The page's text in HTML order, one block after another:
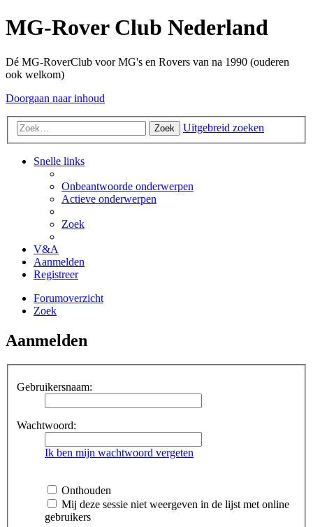
MG-Rover Club Nederland
Dé MG-RoverClub voor MG's en Rovers van na 1990 (ouderen
ook welkom)
Doorgaan naar inhoud
Zoek Uitgebreid zoeken
Snelle links
Onbeantwoorde onderwerpen
Actieve onderwerpen
Zoek
V&A
Aanmelden
Registreer
Forumoverzicht
Zoek
Aanmelden
Gebruikersnaam:
Wachtwoord:
Ik ben mijn wachtwoord vergeten
Onthouden
Mij deze sessie niet weergeven in de lijst met online
gebruikers